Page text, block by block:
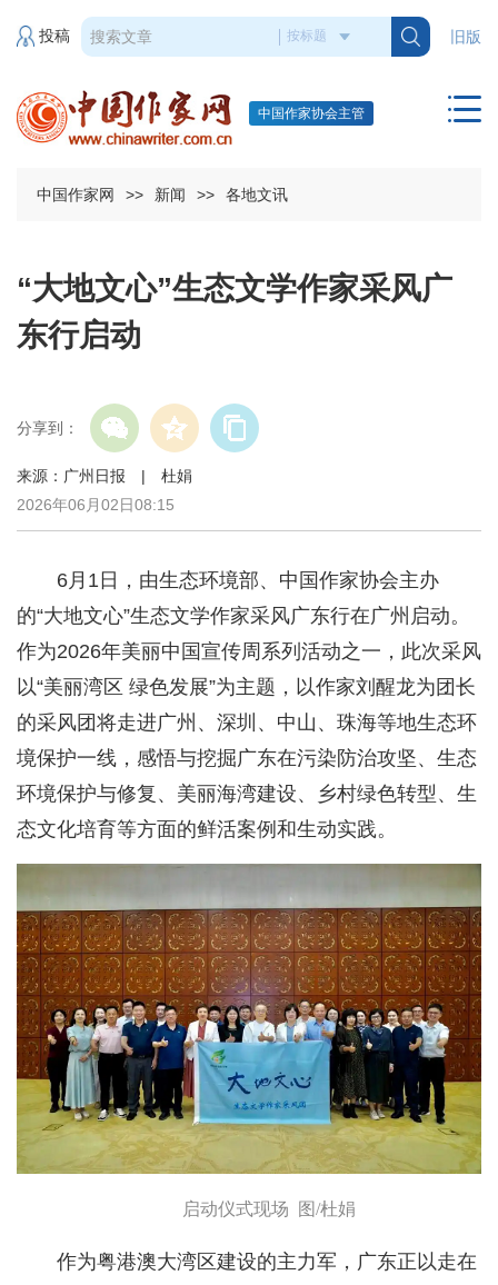
旧版
投稿
中国作家协会主管
中国作家网 >> 新闻 >> 各地文讯
“大地文心”生态文学作家采风广
东行启动
分享到：
来源：广州日报 | 杜娟
2026年06月02日08:15
6月1日，由生态环境部、中国作家协会主办
的“大地文心”生态文学作家采风广东行在广州启动。
作为2026年美丽中国宣传周系列活动之一，此次采风
以“美丽湾区 绿色发展”为主题，以作家刘醒龙为团长
的采风团将走进广州、深圳、中山、珠海等地生态环
境保护一线，感悟与挖掘广东在污染防治攻坚、生态
环境保护与修复、美丽海湾建设、乡村绿色转型、生
态文化培育等方面的鲜活案例和生动实践。
启动仪式现场 图/杜娟
作为粤港澳大湾区建设的主力军，广东正以走在